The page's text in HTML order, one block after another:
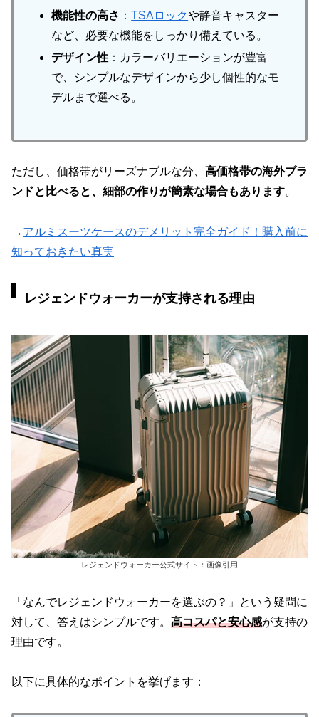
機能性の高さ ：TSAロックや静音キャスター
など、必要な機能をしっかり備えている。
デザイン性 ：カラーバリエーションが豊富
で、シンプルなデザインから少し個性的なモ
デルまで選べる。
ただし、価格帯がリーズナブルな分、 高価格帯の海外ブラ
ンドと比べると、細部の作りが簡素な場合もあります。
→ アルミスーツケースのデメリット完全ガイド！購入前に
知っておきたい真実
レジェンドウォーカーが支持される理由
レジェンドウォーカー公式サイト：画像引用
「なんでレジェンドウォーカーを選ぶの？」という疑問に
対して、答えはシンプルです。 高コスパと安心感が支持の
理由です。
以下に具体的なポイントを挙げます：